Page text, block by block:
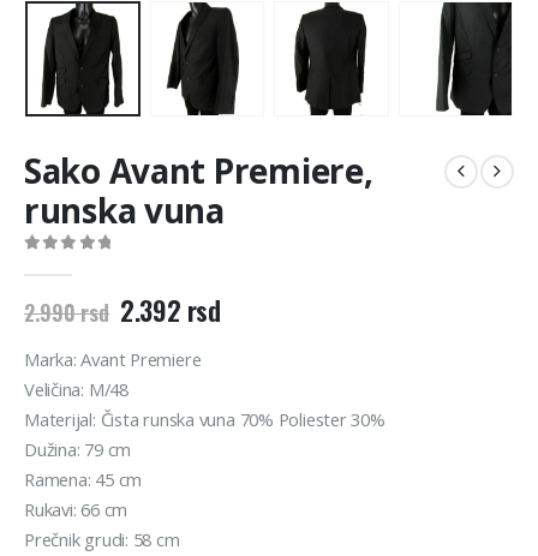
Sako Avant Premiere,
runska vuna
2.990rsd Originalna
cena
je
bila:
2.990 rsd.
2.392 rsdTrenutna
cena
Marka: Avant Premiere
Veličina: M/48
Materijal: Čista runska vuna 70% Poliester 30%
Dužina: 79 cm
Ramena: 45 cm
Rukavi: 66 cm
Prečnik grudi: 58 cm